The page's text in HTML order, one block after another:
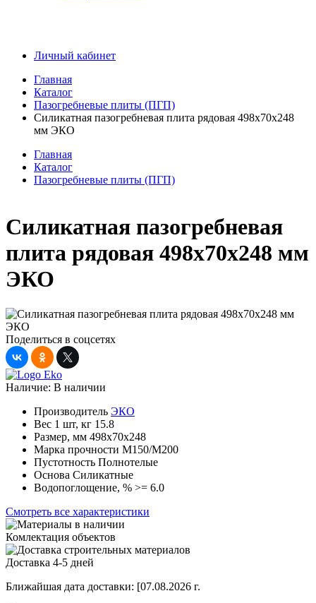
Личный кабинет
Главная
Каталог
Пазогребневые плиты (ПГП)
Силикатная пазогребневая плита рядовая 498x70x248
мм ЭКО
Главная
Каталог
Пазогребневые плиты (ПГП)
Силикатная пазогребневая
плита рядовая 498x70x248 мм
ЭКО
Поделиться в соцсетях
Наличие: В наличии
Производитель ЭКО
Вес 1 шт, кг 15.8
Размер, мм 498х70х248
Марка прочности М150/М200
Пустотность Полнотелые
Основа Силикатные
Водопоглощение, % >= 6.0
Смотреть все характеристики
Комлектация объектов
Доставка 4-5 дней
Ближайшая дата доставки: [07.08.2026 г.